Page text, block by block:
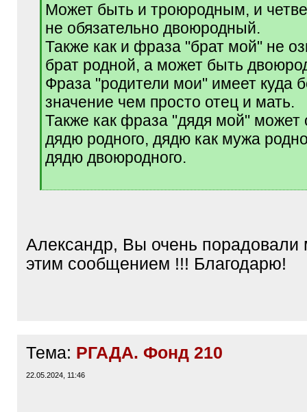
Может быть и троюродным, и
не обязательно двоюродный.
Также как и фраза "брат мой" не
брат родной, а может быть
Фраза "родители мои" имеет куда
значение чем просто отец и мать.
Также как фраза "дядя мой" может
дядю родного, дядю как мужа
дядю двоюродного.
[
Александр, Вы очень порадовали
этим сообщением !!! Благодарю!
Тема: РГАДА. Фонд 210
22.05.2024, 11:46